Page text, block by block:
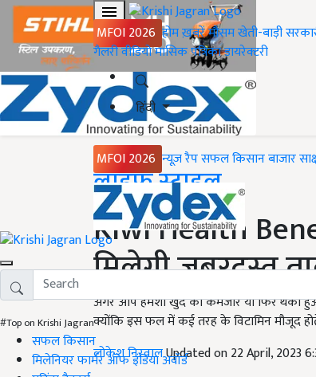
MFOI 2026 होमख़बरेंमौसमखेती-बाड़ी
गैलरीवीडियोमासिक पत्रिकाडायरेक्टरी
हिंदी
MFOI 2026 न्यूज़ रैपसफल किसानबाजार
#Top on Krishi Jagran
सफल किसान
मिलेनियर फार्मर ऑफ इंडिया अवॉर्ड
Home
लाइफ स्टाइल
Kiwi Health
मिलेगी जबरदस्त
अगर आप हमेशा खुद को कमजोर या फिर
क्योंकि इस फल में कई तरह के विटामिन मौजूद
लोकेश निरवालUpdated on 22 April, 2023